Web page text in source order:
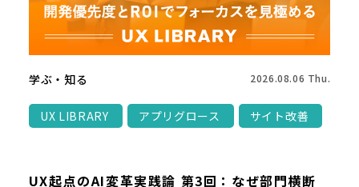
学ぶ・知る 2026.08.06 Thu.
UX LIBRARY アプリグロース サイト改善
UX起点のAI変革実践論 第3回：なぜ部門横断